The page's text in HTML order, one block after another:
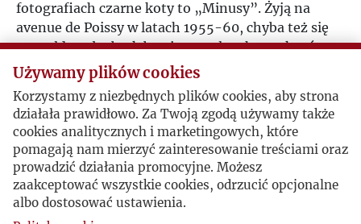
fotografiach czarne koty to „Minusy”. Żyją na
avenue de Poissy w latach 1955-60, chyba też się
wymeldowały, brak bowiem oralnych przekazów o
ich śmierci. Okresowo pojawiały się ptaki: kogut
(zwany po prostu Kogutem, wspominany przez JG
w listach) – pojawia się znienacka i znikąd. Można
go oglądać na zdjęciach Bohdana Paczowskiego z
roku 1987. Mieszkał w ogrodzie i nocował na
drzewie. Ponoć został uśmiercony przez młodego
„Faksa” na początku lat 90. Dzikie kaczki,
krzyżówki. W roku 1998 porzuciła je matka. Jak
tyko urosły, odleciały. Jak znalazły się w ogrodzie?
Używamy plików cookies
Korzystamy z niezbędnych plików cookies, aby strona
działała prawidłowo. Za Twoją zgodą używamy także
cookies analitycznych i marketingowych, które
pomagają nam mierzyć zainteresowanie treściami oraz
prowadzić działania promocyjne. Możesz
zaakceptować wszystkie cookies, odrzucić opcjonalne
albo dostosować ustawienia.